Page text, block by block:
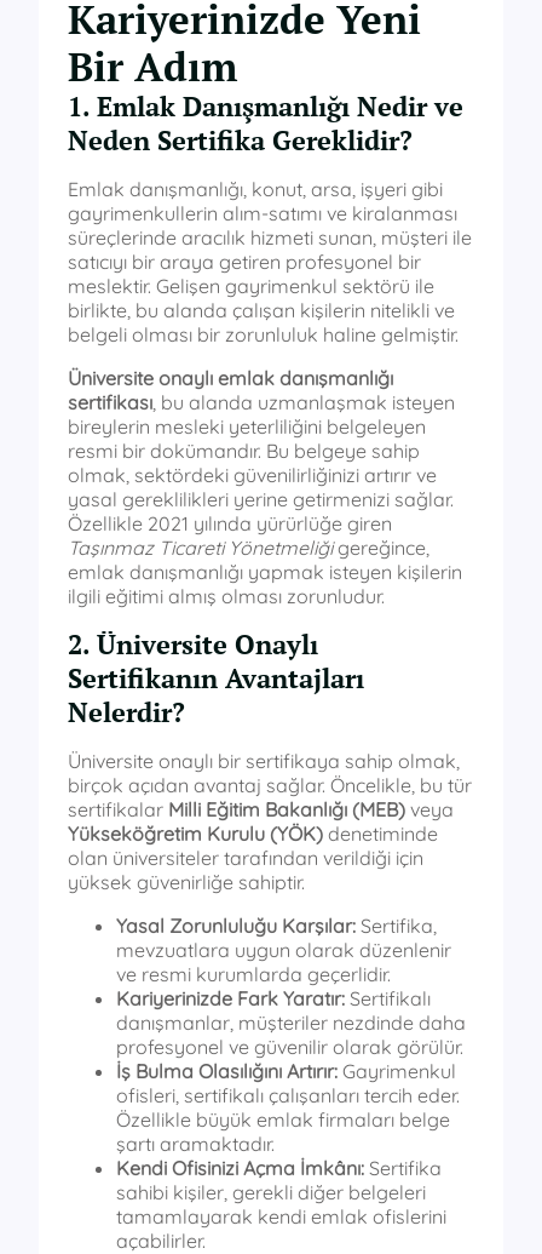
Kariyerinizde Yeni
Bir Adım
1. Emlak Danışmanlığı Nedir ve
Neden Sertifika Gereklidir?
Emlak danışmanlığı, konut, arsa, işyeri gibi
gayrimenkullerin alım-satımı ve kiralanması
süreçlerinde aracılık hizmeti sunan, müşteri ile
satıcıyı bir araya getiren profesyonel bir
meslektir. Gelişen gayrimenkul sektörü ile
birlikte, bu alanda çalışan kişilerin nitelikli ve
belgeli olması bir zorunluluk haline gelmiştir.
Üniversite onaylı emlak danışmanlığı
sertifikası , bu alanda uzmanlaşmak isteyen
bireylerin mesleki yeterliliğini belgeleyen
resmi bir dokümandır. Bu belgeye sahip
olmak, sektördeki güvenilirliğinizi artırır ve
yasal gereklilikleri yerine getirmenizi sağlar.
Özellikle 2021 yılında yürürlüğe giren
Taşınmaz Ticareti Yönetmeliğigereğince,
emlak danışmanlığı yapmak isteyen kişilerin
ilgili eğitimi almış olması zorunludur.
2. Üniversite Onaylı
Sertifikanın Avantajları
Nelerdir?
Üniversite onaylı bir sertifikaya sahip olmak,
birçok açıdan avantaj sağlar. Öncelikle, bu tür
sertifikalar Milli Eğitim Bakanlığı (MEB) veya
Yükseköğretim Kurulu (YÖK) denetiminde
olan üniversiteler tarafından verildiği için
yüksek güvenirliğe sahiptir.
Yasal Zorunluluğu Karşılar: Sertifika,
mevzuatlara uygun olarak düzenlenir
ve resmi kurumlarda geçerlidir.
Kariyerinizde Fark Yaratır: Sertifikalı
danışmanlar, müşteriler nezdinde daha
profesyonel ve güvenilir olarak görülür.
İş Bulma Olasılığını Artırır: Gayrimenkul
ofisleri, sertifikalı çalışanları tercih eder.
Özellikle büyük emlak firmaları belge
şartı aramaktadır.
Kendi Ofisinizi Açma İmkânı: Sertifika
sahibi kişiler, gerekli diğer belgeleri
tamamlayarak kendi emlak ofislerini
açabilirler.